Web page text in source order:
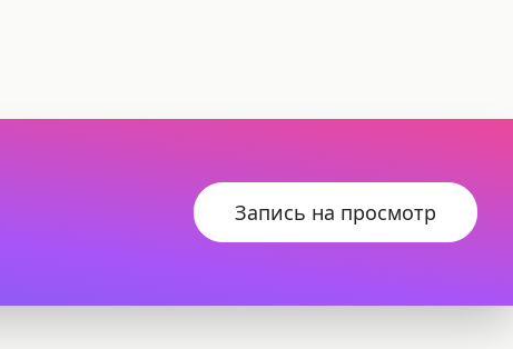
Запись на просмотр